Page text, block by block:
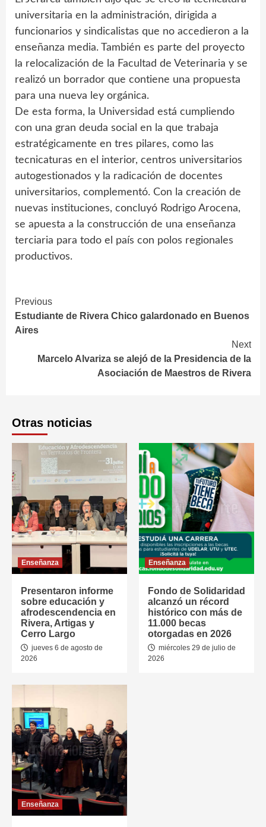
universitaria en la administración, dirigida a
funcionarios y sindicalistas que no accedieron a la
enseñanza media. También es parte del proyecto
la relocalización de la Facultad de Veterinaria y se
realizó un borrador que contiene una propuesta
para una nueva ley orgánica.
De esta forma, la Universidad está cumpliendo
con una gran deuda social en la que trabaja
estratégicamente en tres pilares, como las
tecnicaturas en el interior, centros universitarios
autogestionados y la radicación de docentes
universitarios, complementó. Con la creación de
nuevas instituciones, concluyó Rodrigo Arocena,
se apuesta a la construcción de una enseñanza
terciaria para todo el país con polos regionales
productivos.
Continue
Reading
Previous
Estudiante de Rivera Chico galardonado en Buenos
Aires
Next
Marcelo Alvariza se alejó de la Presidencia de la
Asociación de Maestros de Rivera
Otras noticias
Enseñanza
Presentaron informe
sobre educación y
afrodescendencia en
Rivera, Artigas y
Cerro Largo
jueves 6 de agosto de
2026
Enseñanza
Fondo de Solidaridad
alcanzó un récord
histórico con más de
11.000 becas
otorgadas en 2026
miércoles 29 de julio de
2026
Enseñanza